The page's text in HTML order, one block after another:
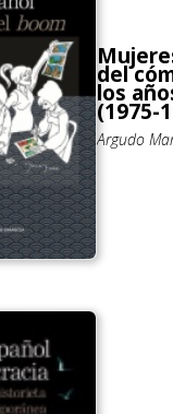
del
los
(1975-
Argudo